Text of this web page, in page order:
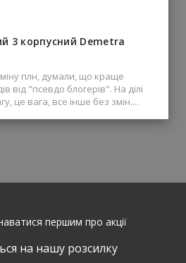
3 корпусний Demetra
плн, думали, що краще
від "псевдо блогерів". На ділі
це вага, все інше без змін....
першим про акції
на нашу розсилку